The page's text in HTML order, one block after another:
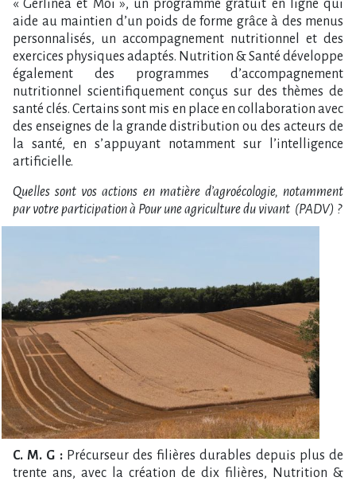
« Gerlinéa et Moi », un programme gratuit en ligne qui
aide au maintien d’un poids de forme grâce à des menus
personnalisés, un accompagnement nutritionnel et des
exercices physiques adaptés. Nutrition & Santé développe
également des programmes d’accompagnement
nutritionnel scientifiquement conçus sur des thèmes de
santé clés. Certains sont mis en place en collaboration avec
des enseignes de la grande distribution ou des acteurs de
la santé, en s’appuyant notamment sur l’intelligence
artificielle.
Quelles sont vos actions en matière d’agroécologie, notamment
par votre participation à Pour une agriculture du vivant (PADV) ?
C. M. G : Précurseur des filières durables depuis plus de
trente ans, avec la création de dix filières, Nutrition &